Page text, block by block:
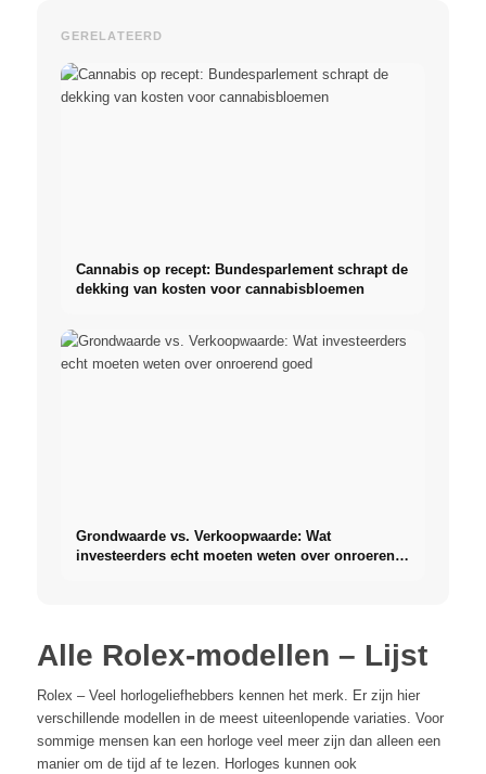
GERELATEERD
Cannabis op recept: Bundesparlement schrapt de
dekking van kosten voor cannabisbloemen
Grondwaarde vs. Verkoopwaarde: Wat
investeerders echt moeten weten over onroerend
Alle Rolex-modellen – Lijst
Rolex – Veel horlogeliefhebbers kennen het merk. Er zijn hier
verschillende modellen in de meest uiteenlopende variaties. Voor
sommige mensen kan een horloge veel meer zijn dan alleen een
manier om de tijd af te lezen. Horloges kunnen ook